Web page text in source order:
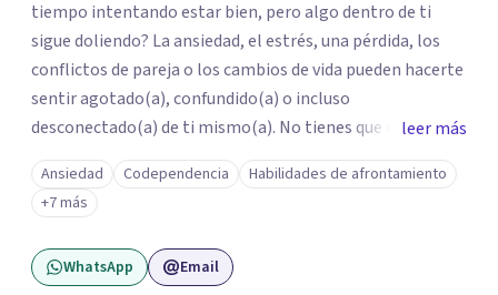
tiempo intentando estar bien, pero algo dentro de ti
sigue doliendo? La ansiedad, el estrés, una pérdida, los
conflictos de pareja o los cambios de vida pueden hacerte
sentir agotado(a), confundido(a) o incluso
desconectado(a) de ti mismo(a). No tienes que enfrentar
este proceso en soledad. Te ofrezco un espacio seguro,
libre de juicios y basado en la empatía, el respeto y la
confidencialidad, donde juntos comprenderemos qué está
ocurriendo y trabajaremos con herramientas respaldadas
por la evidencia para ayudarte a recuperar tu bienestar.
leer más
Ansiedad Codependencia
Habilidades de afrontamiento
+7 más
WhatsApp Email